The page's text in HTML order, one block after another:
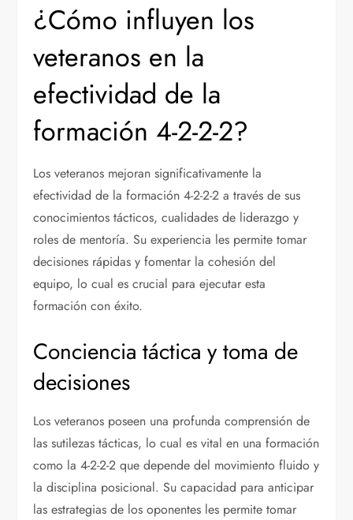
¿Cómo influyen los
veteranos en la
efectividad de la
formación 4-2-2-2?
Los veteranos mejoran significativamente la
efectividad de la formación 4-2-2-2 a través de sus
conocimientos tácticos, cualidades de liderazgo y
roles de mentoría. Su experiencia les permite tomar
decisiones rápidas y fomentar la cohesión del
equipo, lo cual es crucial para ejecutar esta
formación con éxito.
Conciencia táctica y toma de
decisiones
Los veteranos poseen una profunda comprensión de
las sutilezas tácticas, lo cual es vital en una formación
como la 4-2-2-2 que depende del movimiento fluido y
la disciplina posicional. Su capacidad para anticipar
las estrategias de los oponentes les permite tomar